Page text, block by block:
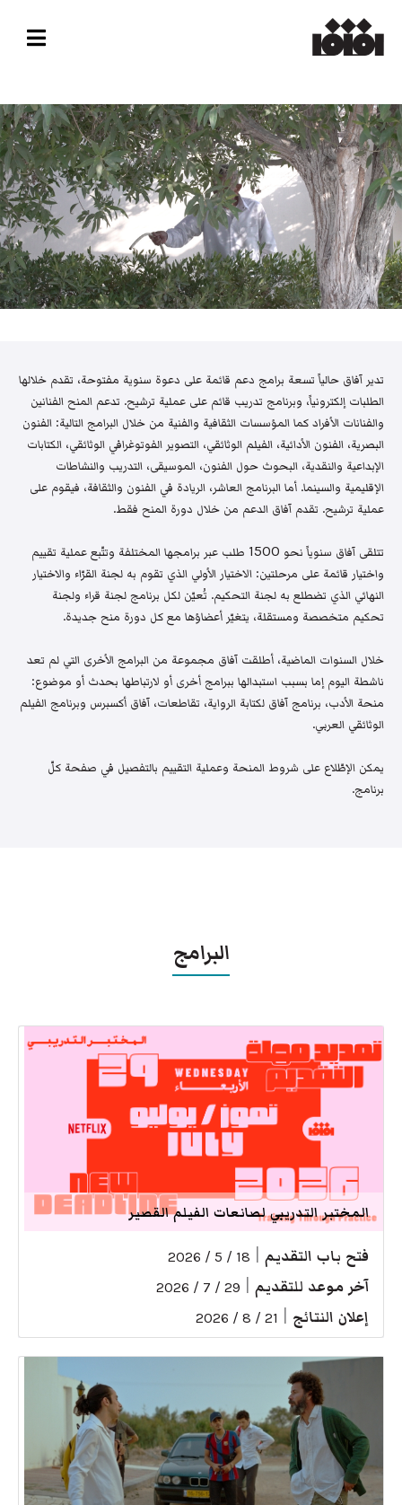
تدير آفاق حالياً تسعة برامج دعم قائمة على دعوة سنوية مفتوحة، تقدم خلالها
الطلبات إلكترونياً، وبرنامج تدريب قائم على عملية ترشيح. تدعم المنح الفنانين
والفنانات الأفراد كما المؤسسات الثقافية والفنية من خلال البرامج التالية: الفنون
البصرية، الفنون الأدائية، الفيلم الوثائقي، التصوير الفوتوغرافي الوثائقي، الكتابات
الإبداعية والنقدية، البحوث حول الفنون، الموسيقى، التدريب والنشاطات
الإقليمية والسينما. أما البرنامج العاشر، الريادة في الفنون والثقافة، فيقوم على
عملية ترشيح. تقدم آفاق الدعم من خلال دورة المنح فقط.
تتلقى آفاق سنوياً نحو 1500 طلب عبر برامجها المختلفة وتتّبع عملية تقييم
واختيار قائمة على مرحلتين: الاختيار الأولي الذي تقوم به لجنة القرّاء والاختيار
النهائي الذي تضطلع به لجنة التحكيم. تُعيّن لكل برنامج لجنة قراء ولجنة
تحكيم متخصصة ومستقلة، يتغيّر أعضاؤها مع كل دورة منح جديدة.
خلال السنوات الماضية، أطلقت آفاق مجموعة من البرامج الأخرى التي لم تعد
ناشطة اليوم إما بسبب استبدالها ببرامج أخرى أو لارتباطها بحدث أو موضوع:
منحة الأدب، برنامج آفاق لكتابة الرواية، تقاطعات، آفاق أكسبرس وبرنامج الفيلم
الوثائقي العربي.
يمكن الإطّلاع على شروط المنحة وعملية التقييم بالتفصيل في صفحة كلّ
برنامج.
البرامج
المختبر التدريبي لصانعات الفيلم القصير
فتح باب التقديم 18 / 5 / 2026
آخر موعد للتقديم 29 / 7 / 2026
إعلان النتائج 21 / 8 / 2026